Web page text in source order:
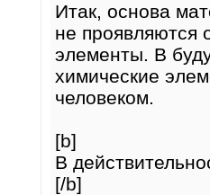
Итак, основа
не проявляются
элементы. В
химические
человеком.
[b]
В
[/b]